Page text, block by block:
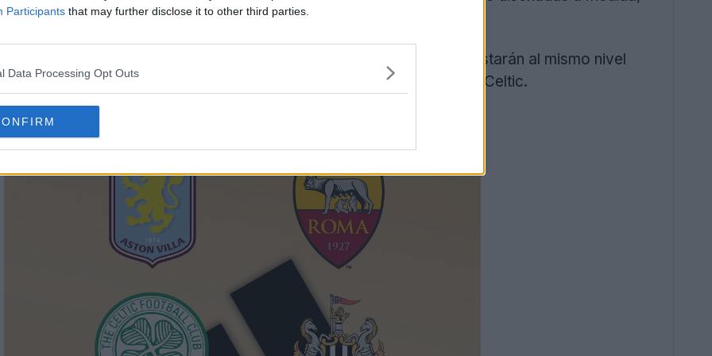
Participants that may further disclose it to other third parties.
Data Processing Opt Outs
del equipo.
se une a la «élite local» de la pirámide de Adidas. Ahora estarán al mismo nivel
europeos como el AS Roma, el Newcastle United, el Aston Villa y el Celtic.